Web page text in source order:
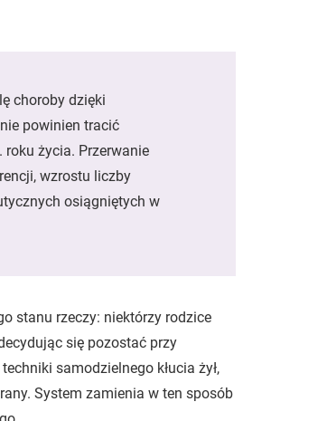
choroby dzięki
powinien tracić
roku życia. Przerwanie
wzrostu liczby
osiągniętych w
stanu rzeczy: niektórzy rodzice
się pozostać przy
samodzielnego kłucia żył,
System zamienia w ten sposób